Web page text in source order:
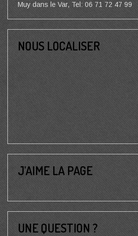
Muy dans le Var, Tel: 06 71 72 47 99
NOUS LOCALISER
J’AIME LA PAGE
UNE QUESTION ?